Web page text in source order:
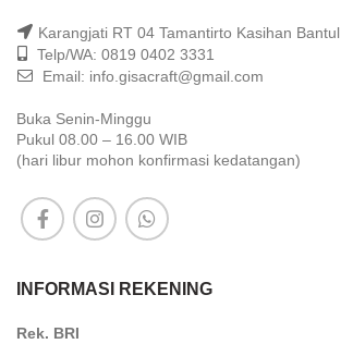
Karangjati RT 04 Tamantirto Kasihan Bantul
Telp/WA: 0819 0402 3331
Email: info.gisacraft@gmail.com
Buka Senin-Minggu
Pukul 08.00 – 16.00 WIB
(hari libur mohon konfirmasi kedatangan)
INFORMASI REKENING
Rek. BRI